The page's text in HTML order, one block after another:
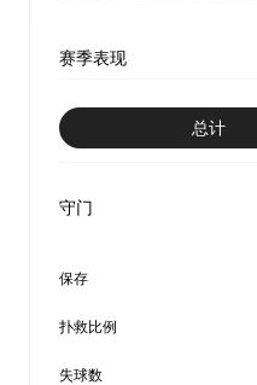
赛季表现
总计
守门
保存
扑救比例
失球数